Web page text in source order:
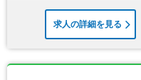
求人の詳細を見る